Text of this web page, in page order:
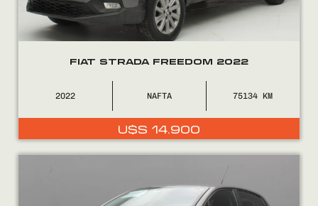
FIAT STRADA FREEDOM 2022
2022 NAFTA 75134
U$S 14.900